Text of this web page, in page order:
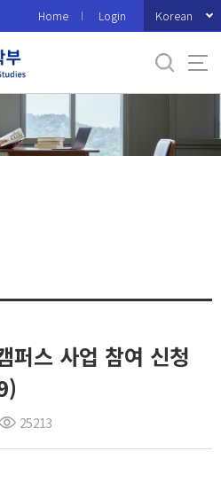
Home Login Korean
퍼스 사업 참여 신청
25213